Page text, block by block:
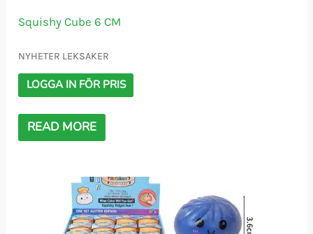
Squishy Cube 6 CM
NYHETER LEKSAKER
LOGGA IN FÖR PRIS
READ MORE